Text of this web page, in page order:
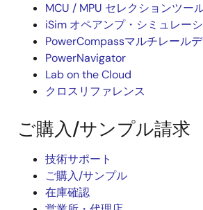
MCU / MPU セレクションツー
iSim オペアンプ・シミュレー
PowerCompassマルチレール
PowerNavigator
Lab on the Cloud
クロスリファレンス
ご購入/サンプル請求
技術サポート
ご購入/サンプル
在庫確認